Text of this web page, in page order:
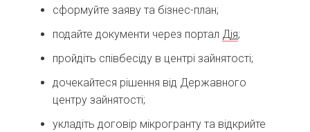
сформуйте заяву та бізнес-план;
подайте документи через портал Дія;
пройдіть співбесіду в центрі зайнятості;
дочекайтеся рішення від Державного
центру зайнятості;
укладіть договір мікрогранту та відкрийте